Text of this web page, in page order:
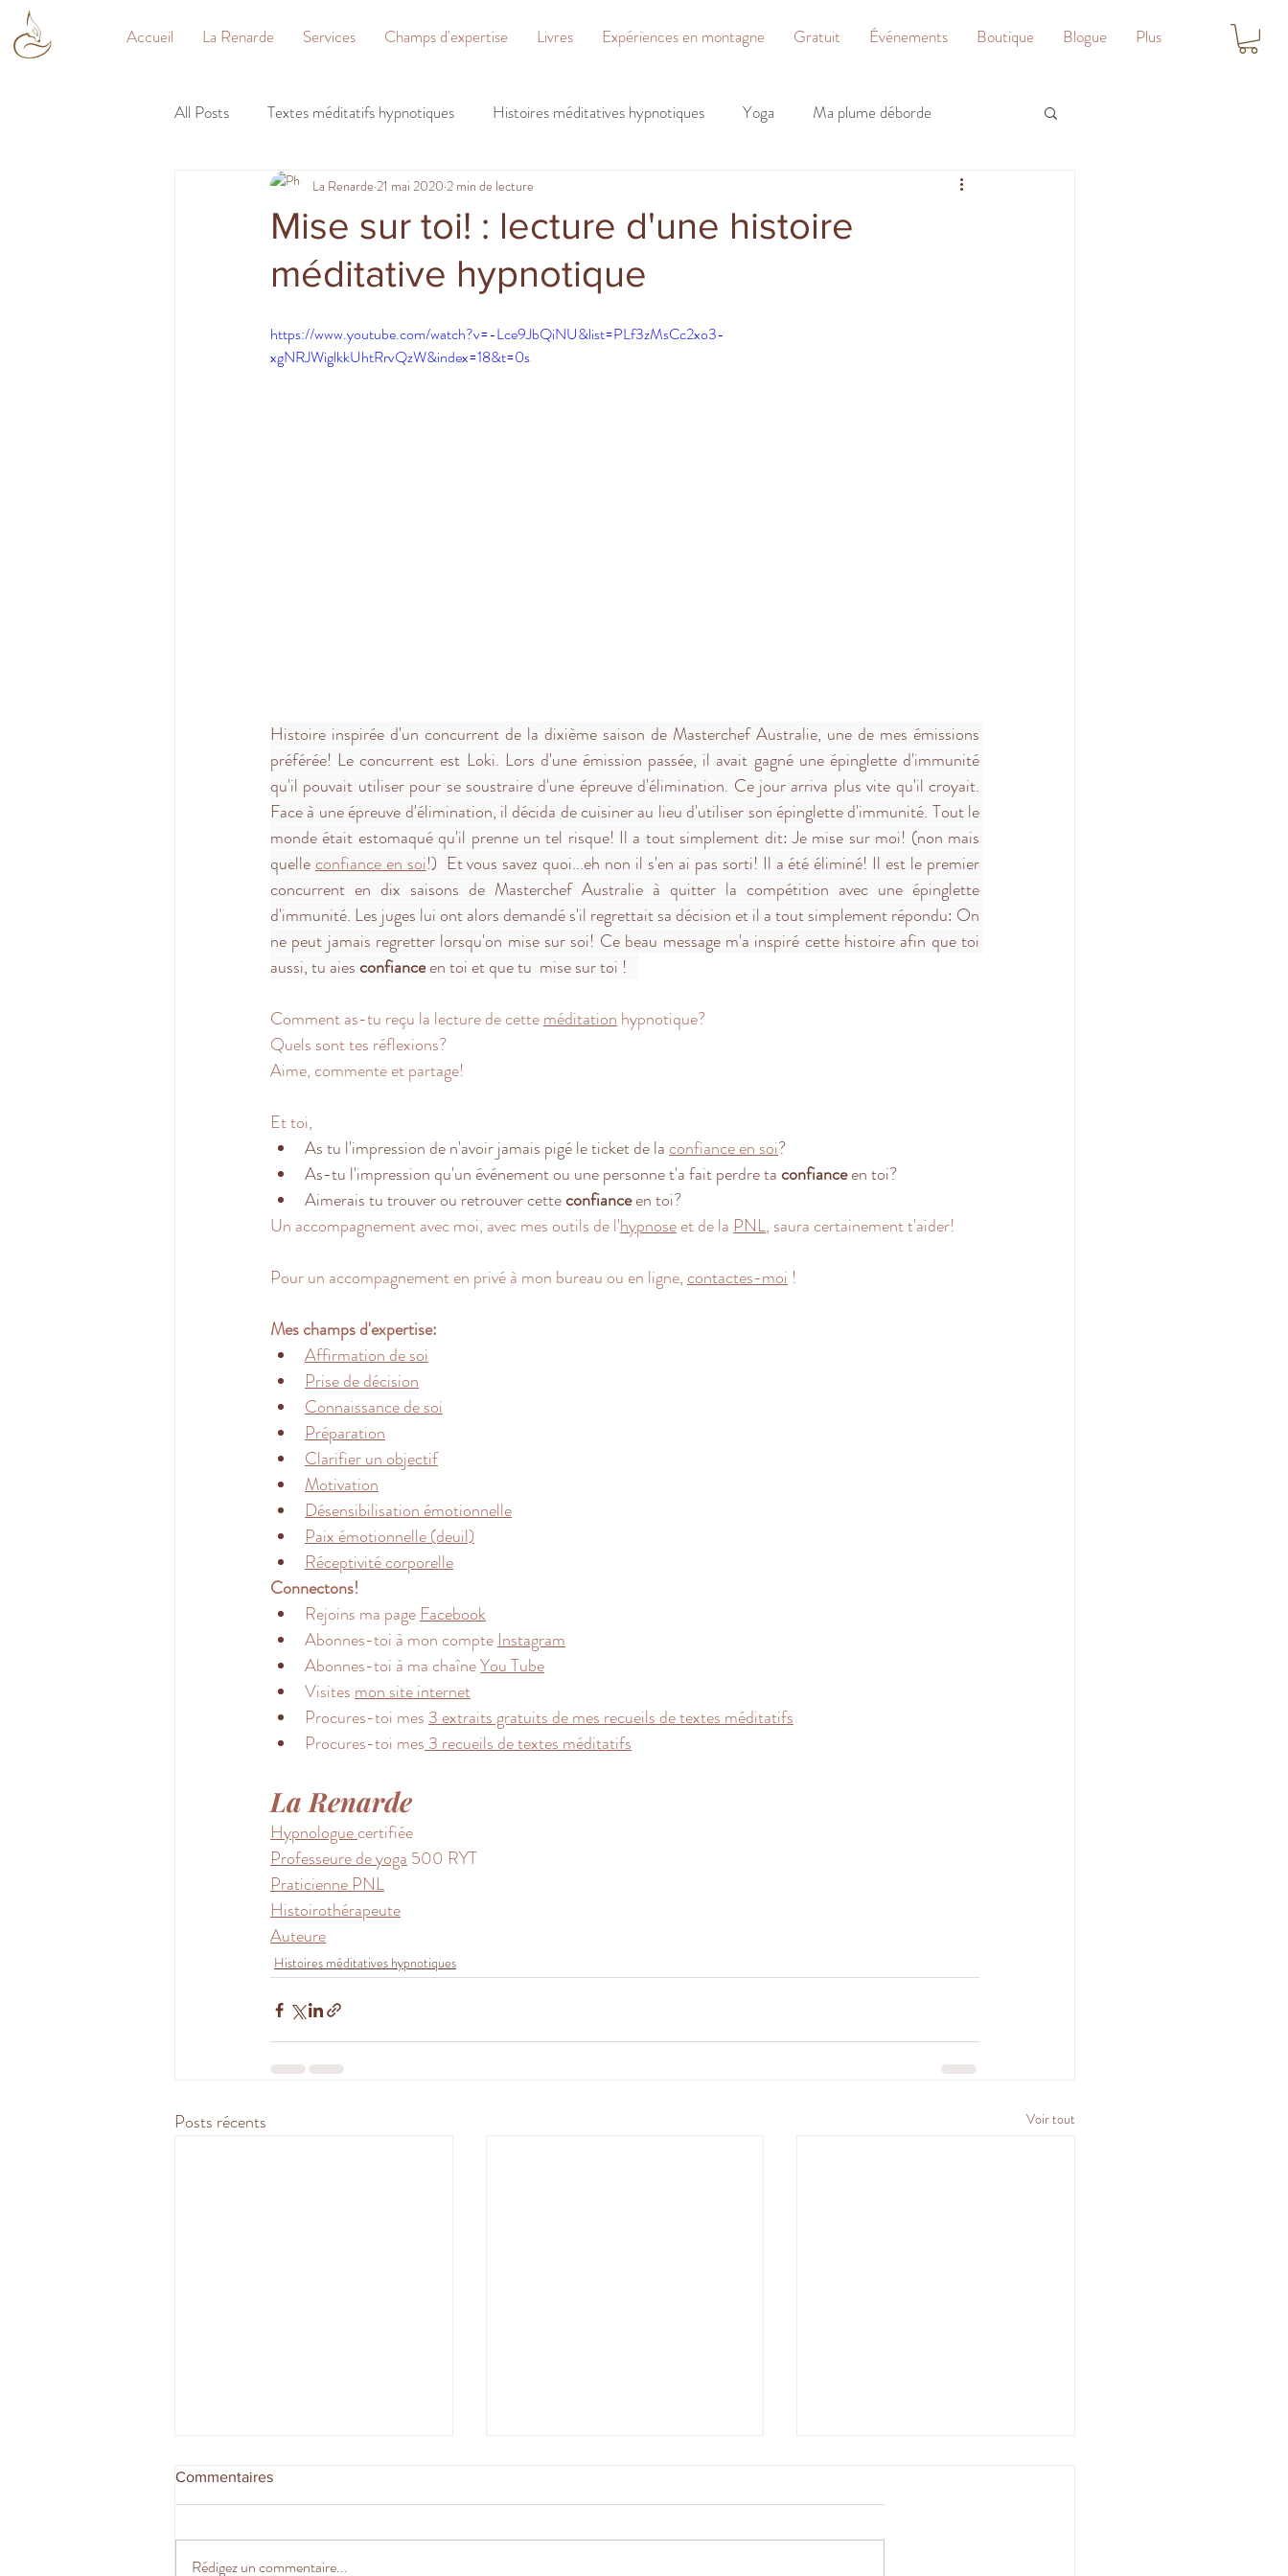
Accueil La Renarde Services Champs d'expertise Livres Expériences en montagne Gratuit Événements Boutique Blogue Plus
All Posts Textes méditatifs hypnotiques Histoires méditatives hypnotiques Yoga Ma plume déborde
Auto hypnose Démystifions l'hypnose
Mise sur toi! : lecture d'une histoire
méditative hypnotique
La Renarde 21 mai 2020 2 min de lecture
https://www.youtube.com/watch?v=-Lce9JbQiNU&list=PLf3zMsCc2xo3-
xgNRJWiglkkUhtRrvQzW&index=18&t=0s
Histoire inspirée d'un concurrent de la dixième saison de Masterchef Australie, une de mes émissions
préférée! Le concurrent est Loki. Lors d'une émission passée, il avait gagné une épinglette d'immunité
qu'il pouvait utiliser pour se soustraire d'une épreuve d'élimination. Ce jour arriva plus vite qu'il croyait.
Face à une épreuve d'élimination, il décida de cuisiner au lieu d'utiliser son épinglette d'immunité. Tout le
monde était estomaqué qu'il prenne un tel risque! Il a tout simplement dit: Je mise sur moi! (non mais
quelle confiance en soi!)  Et vous savez quoi...eh non il s'en ai pas sorti! Il a été éliminé! Il est le premier
concurrent en dix saisons de Masterchef Australie à quitter la compétition avec une épinglette
d'immunité. Les juges lui ont alors demandé s'il regrettait sa décision et il a tout simplement répondu: On
ne peut jamais regretter lorsqu'on mise sur soi! Ce beau message m'a inspiré cette histoire afin que toi
aussi, tu aies confiance en toi et que tu  mise sur toi !
Comment as-tu reçu la lecture de cette méditation hypnotique?
Quels sont tes réflexions?
Aime, commente et partage!
Et toi,
As tu l'impression de n'avoir jamais pigé le ticket de la confiance en soi?
As-tu l'impression qu'un événement ou une personne t'a fait perdre ta confiance en toi?
Aimerais tu trouver ou retrouver cette confiance en toi?
Un accompagnement avec moi, avec mes outils de l'hypnose et de la PNL, saura certainement t'aider!
Pour un accompagnement en privé à mon bureau ou en ligne, contactes-moi !
Mes champs d'expertise:
Affirmation de soi
Prise de décision
Connaissance de soi
Préparation
Clarifier un objectif
Motivation
Désensibilisation émotionnelle
Paix émotionnelle (deuil)
Réceptivité corporelle
Connectons!
Rejoins ma page Facebook
Abonnes-toi à mon compte Instagram
Abonnes-toi à ma chaîne You Tube
Visites mon site internet
Procures-toi mes 3 extraits gratuits de mes recueils de textes méditatifs
Procures-toi mes 3 recueils de textes méditatifs
La Renarde
Hypnologue certifiée
Professeure de yoga 500 RYT
Praticienne PNL
Histoirothérapeute
Auteure
Histoires méditatives hypnotiques
Posts récents Voir tout
Commentaires
Rédigez un commentaire...